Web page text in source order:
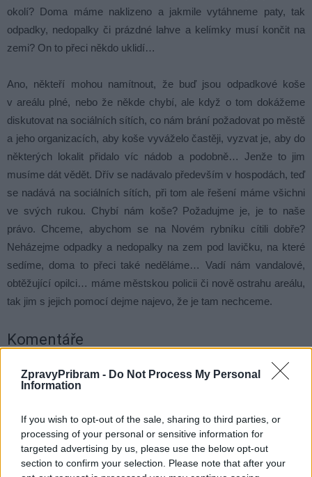
ZpravyPribram - Do Not Process My Personal
Information
If you wish to opt-out of the sale, sharing to third parties, or
processing of your personal or sensitive information for
targeted advertising by us, please use the below opt-out
section to confirm your selection. Please note that after your
okolí? Doma máme naklizeno a jakmile vytáhneme paty, tak
odpadky, nedopalky či prázdné lahve a kelímky musí končit na
zemi? On to přeci někdo uklidí…
Ano, někteří mohou namítnout, že buď jsou odpadkové koše
v areálu plné, nebo že někde chybí, ale když o tom dokážeme
diskutovat na sociálních sítích, co nám brání požadovat po městě
a jeho organizacích, aby koše vyváželo častěji, vyzvat je, aby do
některých lokalit přidalo víc nádob a podobně… Jenže to jim
musíme dát vědět. Dřív se nadávalo především v hospodách, teď
se nadává na sociálních sítích, při tom ale řešení máme všichni
ve svých rukou. Chybí nám koše? Požadujme je, je to naše
právo. Chceme, abychom se na Novém rybníku cítili dobře?
Neházejme odpadky a nedopalky na zem pod lavičku, na které
sedíme, doma to přeci také neděláme… Vadí nám vandalové,
obtěžující opilci… máme městskou policii či nově ostrahu areálu,
tak jim s jejich pomocí dejme najevo, že je tam nechceme.
Komentáře
vandalismus veřejnost vstupné